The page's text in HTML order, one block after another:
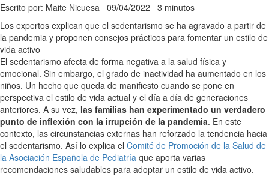
Escrito por: Maite Nicuesa 09/04/2022 3 minutos
Los expertos explican que el sedentarismo se ha agravado a partir de
la pandemia y proponen consejos prácticos para fomentar un estilo de
vida activo
El sedentarismo afecta de forma negativa a la salud física y
emocional. Sin embargo, el grado de inactividad ha aumentado en los
niños. Un hecho que queda de manifiesto cuando se pone en
perspectiva el estilo de vida actual y el día a día de generaciones
anteriores. A su vez, las familias han experimentado un verdadero
punto de inflexión con la irrupción de la pandemia. En este
contexto, las circunstancias externas han reforzado la tendencia hacia
el sedentarismo. Así lo explica el Comité de Promoción de la Salud de
la Asociación Española de Pediatría que aporta varias
recomendaciones saludables para adoptar un estilo de vida activo.